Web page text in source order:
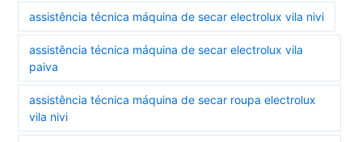
assistência técnica máquina de secar electrolux vila nivi
assistência técnica máquina de secar electrolux vila
paiva
assistência técnica máquina de secar roupa electrolux
vila nivi